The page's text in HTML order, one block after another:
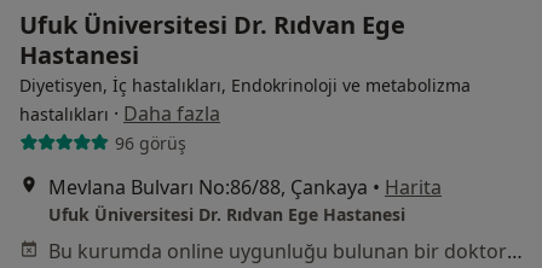
Ufuk Üniversitesi Dr. Rıdvan Ege
Hastanesi
Diyetisyen, İç hastalıkları, Endokrinoloji ve metabolizma
hastalıkları · Daha fazla
96 görüş
Mevlana Bulvarı No:86/88, Çankaya • Harita
Ufuk Üniversitesi Dr. Rıdvan Ege Hastanesi
Bu kurumda online uygunluğu bulunan bir doktor veya uzman bulunamadı